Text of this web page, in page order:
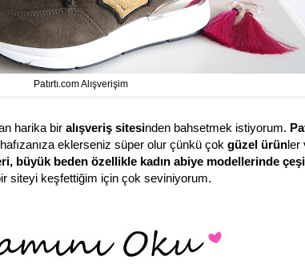
Patırtı.com Alışverişim
harika bir alışveriş sitesinden bahsetmek istiyorum.
eklerseniz süper olur çünkü çok güzel ürünler
büyük beden özellikle kadın abiye modellerinde
siteyi keşfettiğim için çok seviniyorum.